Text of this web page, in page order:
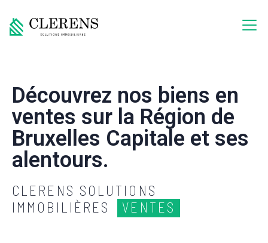
Découvrez nos biens en
ventes sur la Région de
Bruxelles Capitale et ses
alentours.
CLERENS SOLUTIONS
IMMOBILIÈRES
VENTES